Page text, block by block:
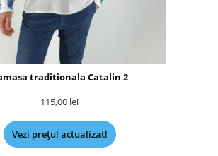
traditionala Catalin 2
115,00 lei
Vezi prețul actualizat!